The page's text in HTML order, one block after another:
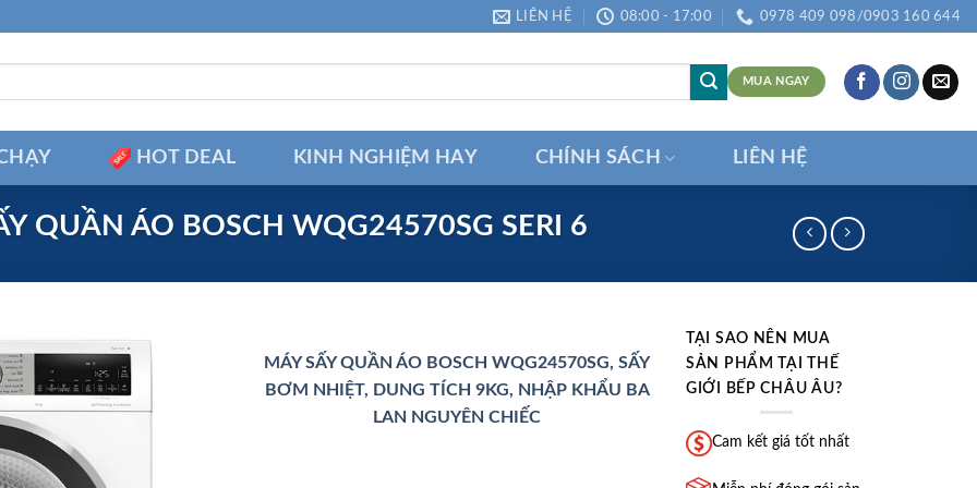
LIÊN HỆ 08:00 - 17:00 0978 409 098/0903 160 644
MUA NGAY
HOT DEAL KINH NGHIỆM HAY CHÍNH SÁCH LIÊN HỆ
QUẦN ÁO BOSCH WQG24570SG SERI 6
MÁY SẤY QUẦN ÁO BOSCH WQG24570SG, SẤY
BƠM NHIỆT, DUNG TÍCH 9KG, NHẬP KHẨU BA
LAN NGUYÊN CHIẾC
TẠI SAO NÊN MUA
SẢN PHẨM TẠI THẾ
GIỚI BẾP CHÂU ÂU?
Cam kết giá tốt nhất